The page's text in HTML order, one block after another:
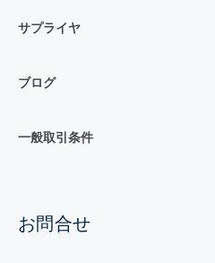
サプライヤ
ブログ
一般取引条件
お問合せ